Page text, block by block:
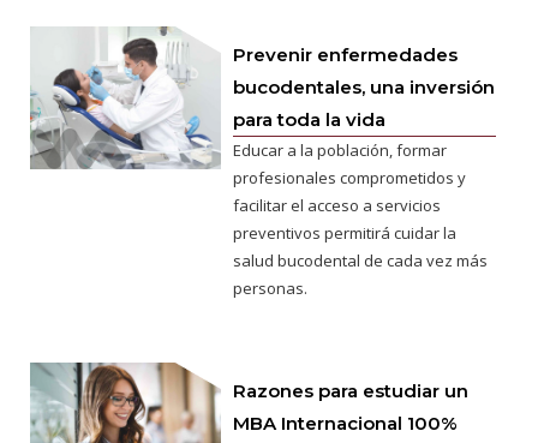
Prevenir enfermedades
bucodentales, una inversión
para toda la vida
Educar a la población, formar
profesionales comprometidos y
facilitar el acceso a servicios
preventivos permitirá cuidar la
salud bucodental de cada vez más
personas.
Razones para estudiar un
MBA Internacional 100%